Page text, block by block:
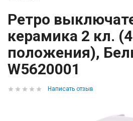
Ретро
керамика 2 кл. (4
положения),
W5620001
Написать отзыв